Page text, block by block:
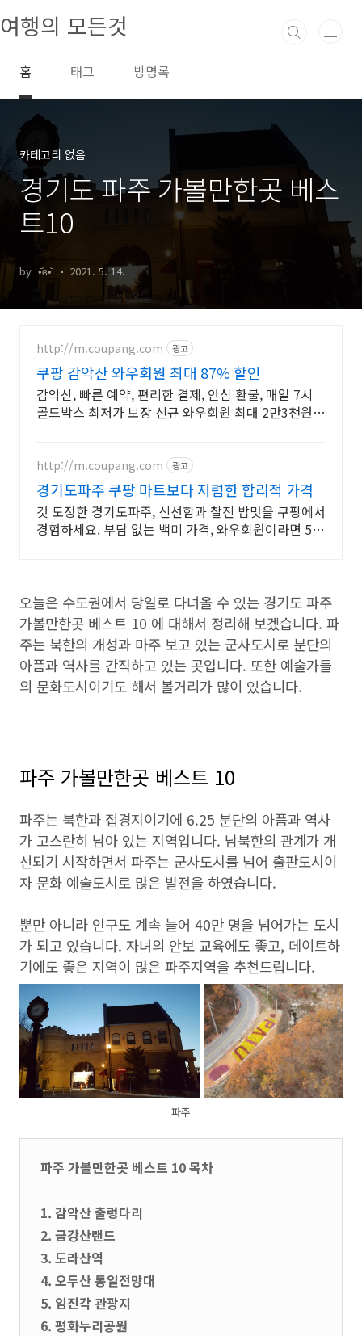
여행의 모든것
홈 태그 방명록
카테고리 없음
경기도 파주 가볼만한곳 베스
트10
by •᷄ɞ•᷅ 2021. 5. 14.
http://m.coupang.com 광고
쿠팡 감악산 와우회원 최대 87% 할인
감악산, 빠른 예약, 편리한 결제, 안심 환불, 매일 7시
골드박스 최저가 보장 신규 와우회원 최대 2만3천원
http://m.coupang.com 광고
경기도파주 쿠팡 마트보다 저렴한 합리적 가격
갓 도정한 경기도파주, 신선함과 찰진 밥맛을 쿠팡에서
경험하세요. 부담 없는 백미 가격, 와우회원이라면 5%
오늘은 수도권에서 당일로 다녀올 수 있는 경기도 파주
가볼만한곳 베스트 10 에 대해서 정리해 보겠습니다. 파
주는 북한의 개성과 마주 보고 있는 군사도시로 분단의
아픔과 역사를 간직하고 있는 곳입니다. 또한 예술가들
의 문화도시이기도 해서 볼거리가 많이 있습니다.
파주 가볼만한곳 베스트 10
파주는 북한과 접경지이기에 6.25 분단의 아픔과 역사
가 고스란히 남아 있는 지역입니다. 남북한의 관계가 개
선되기 시작하면서 파주는 군사도시를 넘어 출판도시이
자 문화 예술도시로 많은 발전을 하였습니다.
뿐만 아니라 인구도 계속 늘어 40만 명을 넘어가는 도시
가 되고 있습니다. 자녀의 안보 교육에도 좋고, 데이트하
기에도 좋은 지역이 많은 파주지역을 추천드립니다.
파주
파주 가볼만한곳 베스트 10 목차
1. 감악산 출렁다리
2. 금강산랜드
3. 도라산역
4. 오두산 통일전망대
5. 임진각 관광지
6. 평화누리공원